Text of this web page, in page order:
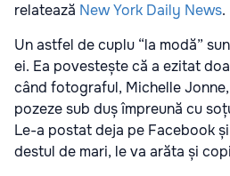
relatează New York Daily News.
Un astfel de cuplu “la modă”
ei. Ea povestește că a ezitat
când fotograful, Michelle
pozeze sub duș împreună cu
Le-a postat deja pe Facebook
destul de mari, le va arăta și